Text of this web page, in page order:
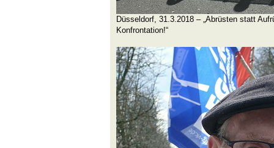
Düsseldorf, 31.3.2018 – „Abrüsten statt
Konfrontation!“